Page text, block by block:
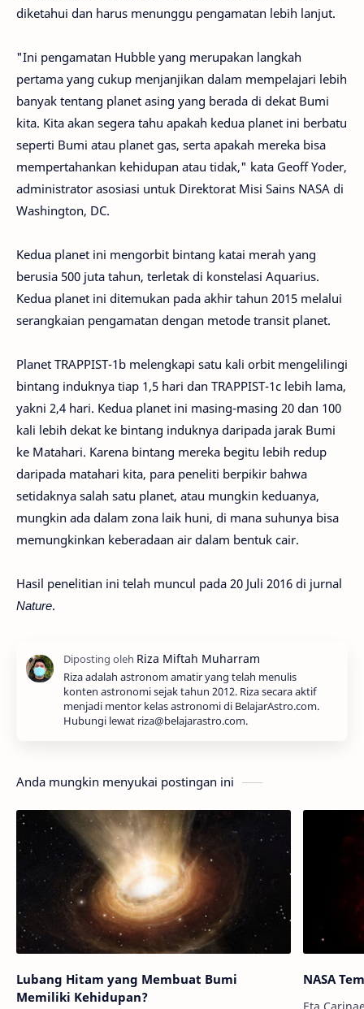
diketahui dan harus menunggu pengamatan lebih lanjut.
"Ini pengamatan Hubble yang merupakan langkah
pertama yang cukup menjanjikan dalam mempelajari lebih
banyak tentang planet asing yang berada di dekat Bumi
kita. Kita akan segera tahu apakah kedua planet ini berbatu
seperti Bumi atau planet gas, serta apakah mereka bisa
mempertahankan kehidupan atau tidak," kata Geoff Yoder,
administrator asosiasi untuk Direktorat Misi Sains NASA di
Washington, DC.
Kedua planet ini mengorbit bintang katai merah yang
berusia 500 juta tahun, terletak di konstelasi Aquarius.
Kedua planet ini ditemukan pada akhir tahun 2015 melalui
serangkaian pengamatan dengan metode transit planet.
Planet TRAPPIST-1b melengkapi satu kali orbit mengelilingi
bintang induknya tiap 1,5 hari dan TRAPPIST-1c lebih lama,
yakni 2,4 hari. Kedua planet ini masing-masing 20 dan 100
kali lebih dekat ke bintang induknya daripada jarak Bumi
ke Matahari. Karena bintang mereka begitu lebih redup
daripada matahari kita, para peneliti berpikir bahwa
setidaknya salah satu planet, atau mungkin keduanya,
mungkin ada dalam zona laik huni, di mana suhunya bisa
memungkinkan keberadaan air dalam bentuk cair.
Hasil penelitian ini telah muncul pada 20 Juli 2016 di jurnal
Nature.
Riza adalah astronom amatir yang telah menulis
konten astronomi sejak tahun 2012. Riza secara aktif
menjadi mentor kelas astronomi di BelajarAstro.com.
Hubungi lewat riza@belajarastro.com.
Anda mungkin menyukai postingan ini
Lubang Hitam yang Membuat Bumi
Memiliki Kehidupan?
NASA